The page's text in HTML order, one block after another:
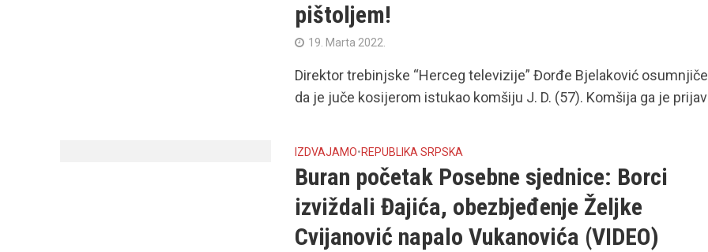
pištoljem!
19. Marta 2022.
Direktor trebinjske “Herceg televizije” Đorđe Bjelaković
da je juče kosijerom istukao komšiju J. D. (57). Komšija ga je
IZDVAJAMO• REPUBLIKA SRPSKA
Buran početak Posebne sjednice: Borci
izviždali Đajića, obezbjeđenje Željke
Cvijanović napalo Vukanovića (VIDEO)